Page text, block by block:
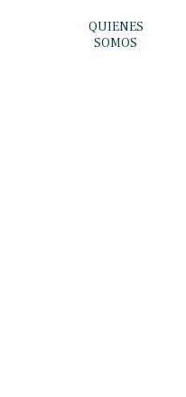
QUIENES
SOMOS